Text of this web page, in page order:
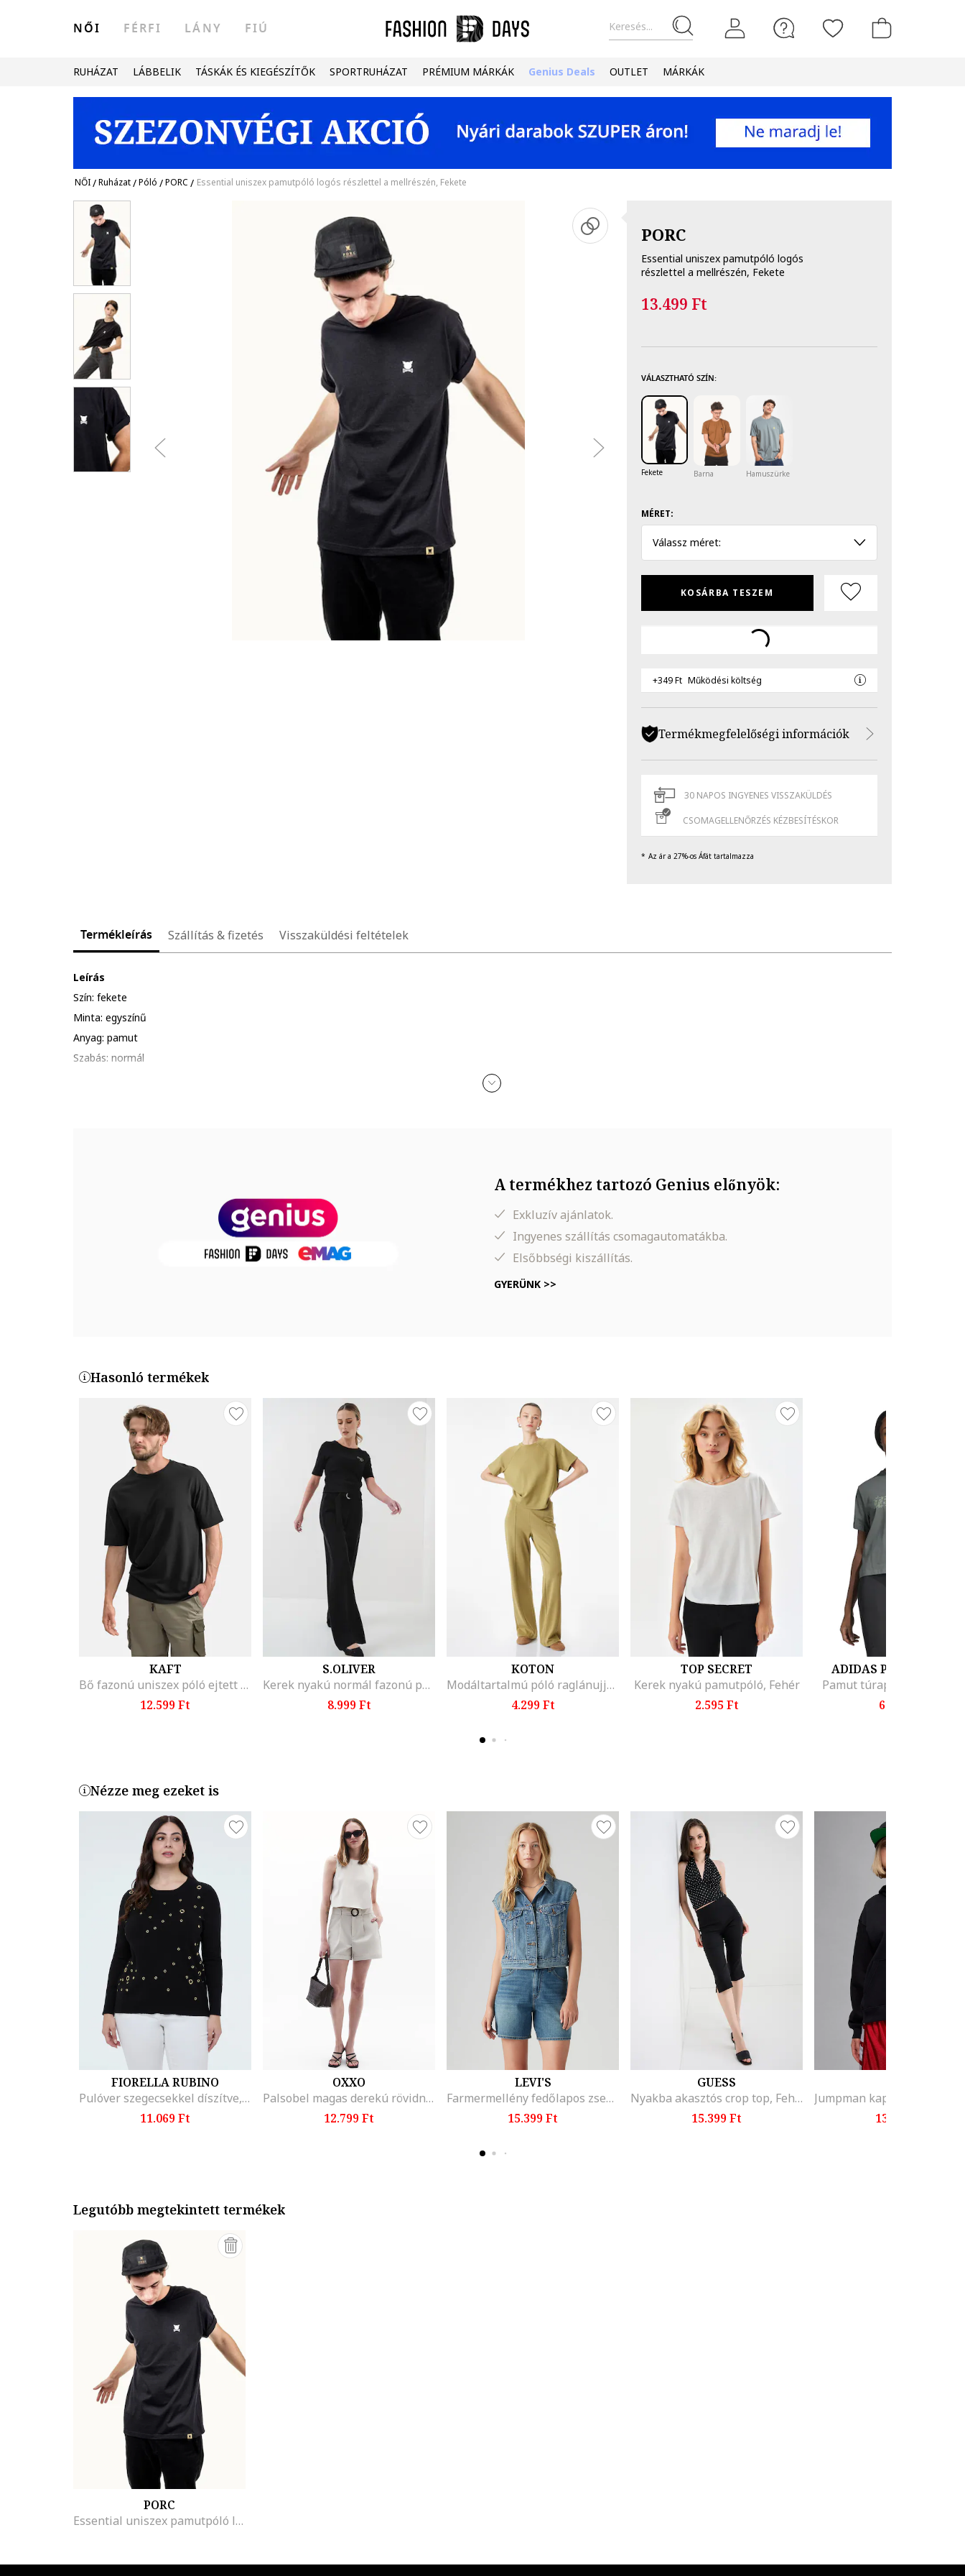
Keresés...
NŐI FÉRFI LÁNY FIÚ
RUHÁZAT LÁBBELIK TÁSKÁK ÉS KIEGÉSZÍTŐK SPORTRUHÁZAT PRÉMIUM MÁRKÁK Genius Deals OUTLET MÁRKÁK
NŐI/Ruházat/Póló /PORC / Essential uniszex pamutpóló logós részlettel a mellrészén, Fekete
PORC
Essential uniszex pamutpóló logós
részlettel a mellrészén, Fekete
13.499 Ft
VÁLASZTHATÓ SZÍN:
Fekete Barna Hamuszürke
MÉRET:
Válassz méret:
KOSÁRBA TESZEM
+349 Ft Működési költség
Termékmegfelelőségi információk
30 NAPOS INGYENES VISSZAKÜLDÉS
CSOMAGELLENŐRZÉS KÉZBESÍTÉSKOR
Az ár a 27%-os Áfát tartalmazza
Termékleírás Szállítás & fizetés Visszaküldési feltételek
Leírás
Szín: fekete
Minta: egyszínű
Anyag: pamut
Szabás: normál
A termékhez tartozó Genius előnyök:
Exkluzív ajánlatok.
Ingyenes szállítás csomagautomatákba.
Elsőbbségi kiszállítás.
GYERÜNK >>
Hasonló termékek
KAFT
Bő fazonú uniszex póló ejtett ujjakkal, Fekete
12.599 Ft
S.OLIVER
Kerek nyakú normál fazonú póló, Fekete
8.999 Ft
KOTON
Modáltartalmú póló raglánujjakkal, Olívazöld
4.299 Ft
TOP SECRET
Kerek nyakú pamutpóló, Fehér
2.595 Ft
ADIDAS
Pamut túrapóló,
6.799 Ft
Nézze meg ezeket is
FIORELLA RUBINO
Pulóver szegecsekkel díszítve, Fekete
11.069 Ft
OXXO
Palsobel magas derekú rövidnadrág, Világosszürke
12.799 Ft
LEVI'S
Farmermellény fedőlapos zsebekkel, Világoskék
15.399 Ft
GUESS
Nyakba akasztós crop top, Fehér/Fekete
15.399 Ft
13.899 Ft
Legutóbb megtekintett termékek
PORC
Essential uniszex pamutpóló logós részlettel a mellrészén, Fekete